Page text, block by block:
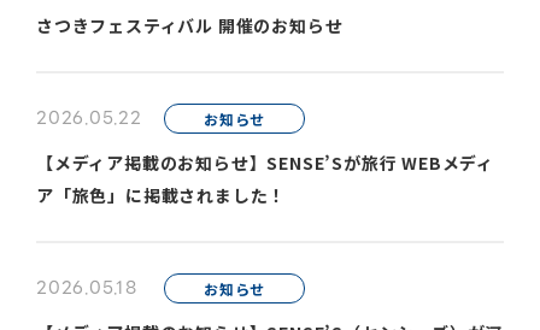
さつきフェスティバル 開催のお知らせ
2026.05.22 お知らせ
【メディア掲載のお知らせ】SENSE’Sが旅行 WEBメディ
ア「旅色」に掲載されました！
2026.05.18 お知らせ